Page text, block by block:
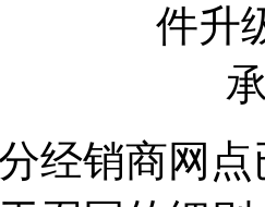
经销商网